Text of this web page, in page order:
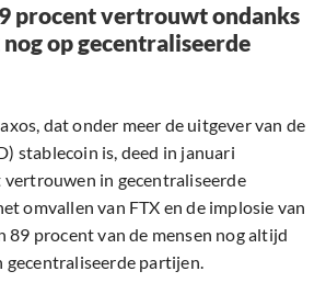
procent vertrouwt ondanks
op gecentraliseerde
dat onder meer de uitgever van de
stablecoin is, deed in januari
in gecentraliseerde
omvallen van FTX en de implosie van
89 procent van de mensen nog altijd
gecentraliseerde partijen.